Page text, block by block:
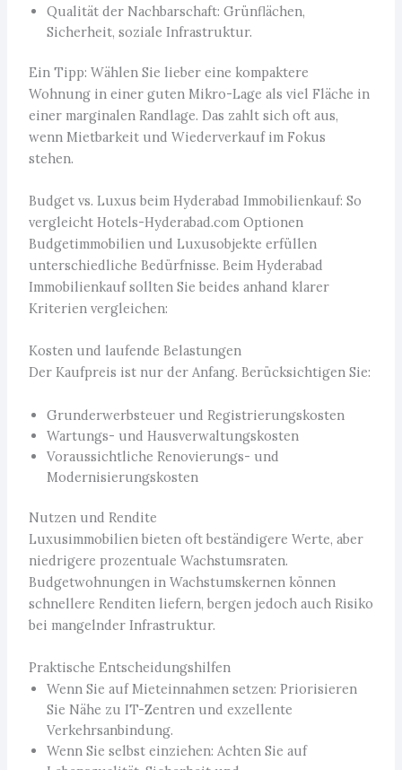
Qualität der Nachbarschaft: Grünflächen,
Sicherheit, soziale Infrastruktur.
Ein Tipp: Wählen Sie lieber eine kompaktere
Wohnung in einer guten Mikro-Lage als viel Fläche in
einer marginalen Randlage. Das zahlt sich oft aus,
wenn Mietbarkeit und Wiederverkauf im Fokus
stehen.
Budget vs. Luxus beim Hyderabad Immobilienkauf: So
vergleicht Hotels-Hyderabad.com Optionen
Budgetimmobilien und Luxusobjekte erfüllen
unterschiedliche Bedürfnisse. Beim Hyderabad
Immobilienkauf sollten Sie beides anhand klarer
Kriterien vergleichen:
Kosten und laufende Belastungen
Der Kaufpreis ist nur der Anfang. Berücksichtigen Sie:
Grunderwerbsteuer und Registrierungskosten
Wartungs- und Hausverwaltungskosten
Voraussichtliche Renovierungs- und
Modernisierungskosten
Nutzen und Rendite
Luxusimmobilien bieten oft beständigere Werte, aber
niedrigere prozentuale Wachstumsraten.
Budgetwohnungen in Wachstumskernen können
schnellere Renditen liefern, bergen jedoch auch Risiko
bei mangelnder Infrastruktur.
Praktische Entscheidungshilfen
Wenn Sie auf Mieteinnahmen setzen: Priorisieren
Sie Nähe zu IT-Zentren und exzellente
Verkehrsanbindung.
Wenn Sie selbst einziehen: Achten Sie auf